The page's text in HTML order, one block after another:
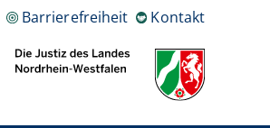
Barrierefreiheit Kontakt